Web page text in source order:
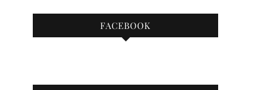
FACEBOOK